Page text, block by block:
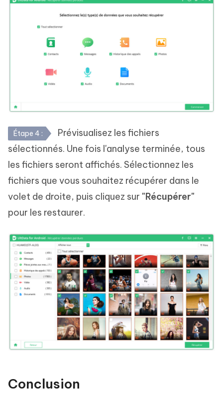
Étape 4 :
Prévisualisez les fichiers
sélectionnés. Une fois l'analyse terminée, tous
les fichiers seront affichés. Sélectionnez les
fichiers que vous souhaitez récupérer dans le
volet de droite, puis cliquez sur "Récupérer"
pour les restaurer.
Conclusion